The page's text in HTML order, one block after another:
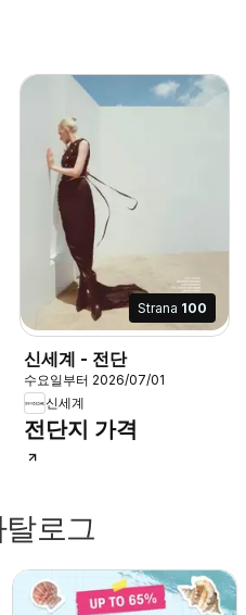
Strana 100
신세계 - 전단
수요일부터 2026/07/01
신세계
전단지 가격
로그